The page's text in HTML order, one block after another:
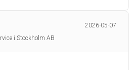
2026-05-07
i Stockholm AB